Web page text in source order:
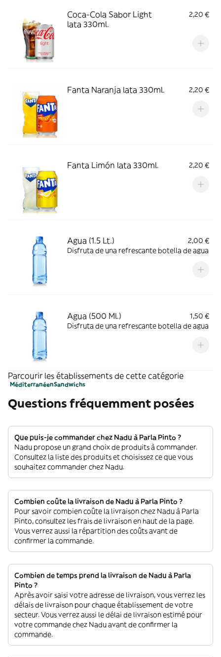
Coca-Cola Sabor Light
lata 330ml.
2,20 €
Fanta Naranja lata 330ml. 2,20 €
Fanta Limón lata 330ml. 2,20 €
Agua (1.5 Lt.)
2,00 €
Disfruta de una refrescante botella de agua
Agua (500 Ml.)
1,50 €
Disfruta de una refrescante botella de agua
Parcourir les établissements de cette catégorie
MéditerranéenSandwichs
Questions fréquemment posées
Que puis-je commander chez Nadu à Parla Pinto ?
Nadu propose un grand choix de produits à commander.
Consultez la liste des produits et choisissez ce que vous
souhaitez commander chez Nadu.
Combien coûte la livraison de Nadu à Parla Pinto ?
Pour savoir combien coûte la livraison chez Nadu à Parla
Pinto, consultez les frais de livraison en haut de la page.
Vous verrez aussi la répartition des coûts avant de
confirmer la commande.
Combien de temps prend la livraison de Nadu à Parla
Pinto ?
Après avoir saisi votre adresse de livraison, vous verrez les
délais de livraison pour chaque établissement de votre
secteur. Vous verrez aussi le délai de livraison estimé pour
votre commande chez Nadu avant de confirmer la
commande.